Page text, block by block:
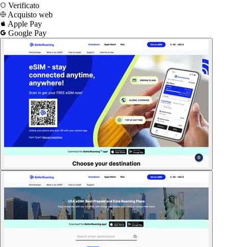
Verificato
Acquisto web
Apple Pay
Google Pay